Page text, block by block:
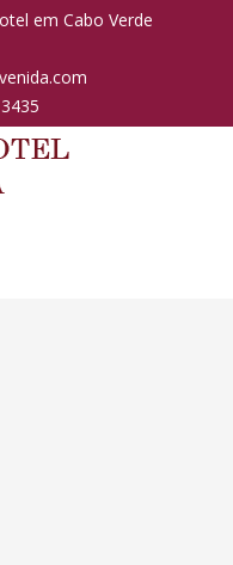
em Cabo Verde